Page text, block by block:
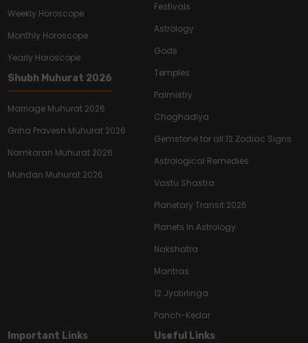
Weekly Horoscope
Monthly Horoscope
Yearly Horoscope
Shubh Muhurat 2026
Marriage Muhurat 2026
Griha Pravesh Muhurat 2026
Namkaran Muhurat 2026
Mundan Muhurat 2026
Festivals
Astrology
Gods
Temples
Palmistry
Choghadiya
Gemstone for all 12 Zodiac Signs
Astrological Remedies
Vastu Shastra
Planetary Transit 2026
Planets In Astrology
Nakshatra
Mantras
12 Jyotirlinga
Panch-Kedar
Important Links
Useful Links